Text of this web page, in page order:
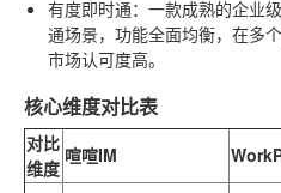
有度即时通：一款成熟的企业
通场景，功能全面均衡，在多
市场认可度高。
核心维度对比表
对比
维度
喧喧IM